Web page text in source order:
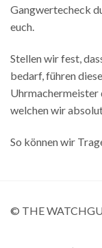
Gangwertecheck
euch.
Stellen wir fest,
bedarf, führen
Uhrmachermeister
welchen wir
So können wir
© THE